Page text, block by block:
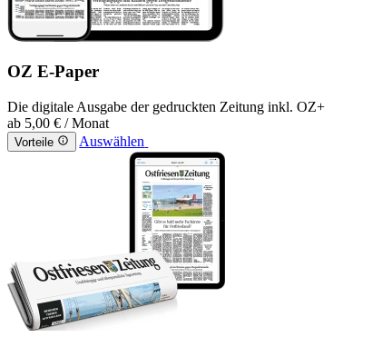
OZ E-Paper
Die digitale Ausgabe der gedruckten Zeitung inkl. OZ+
ab 5,00 € / Monat
Vorteile Auswählen